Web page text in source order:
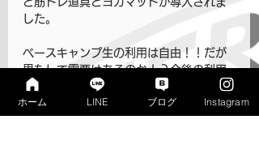
した。
ベースキャンプ生の利用は自由！！だが
果たして需要はあるのか！？今後の利用
に乞うご期待！
ホーム LINE ブログ Instagram